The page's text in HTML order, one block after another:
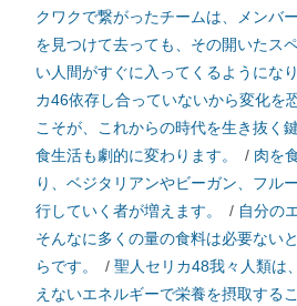
クワクで繋がったチームは、メンバ
を見つけて去っても、その開いたス
い人間がすぐに入ってくるようになり
カ46依存し合っていないから変化を
こそが、これからの時代を生き抜く鍵
食生活も劇的に変わります。
/ 肉を
り、ベジタリアンやビーガン、フル
行していく者が増えます。
/ 自分の
そんなに多くの量の食料は必要ない
らです。
/ 聖人セリカ48我々人類は
えないエネルギーで栄養を摂取する